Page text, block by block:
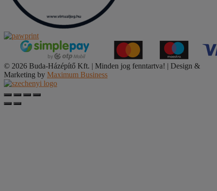
© 2026 Buda-Házépítő Kft. | Minden jog fenntartva! | Design &
Marketing by Maximum Business